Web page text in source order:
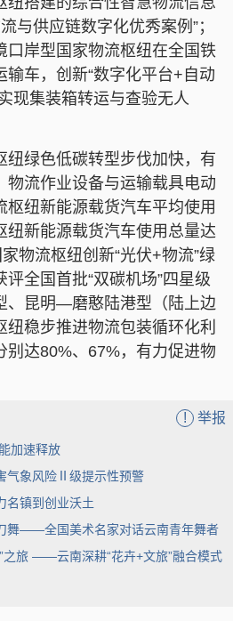
与供应链数字化优秀案例”；
口岸型国家物流枢纽在全国铁
输车，创新“数字化平台+自动
现集装箱转运与查验无人
纽绿色低碳转型步伐加快，有
物流作业设备与运输载具电动
枢纽新能源载货汽车平均使用
纽新能源载货汽车使用总量达
物流枢纽创新“光伏+物流”绿
全国首批“双碳机场”四星级
、昆明—磨憨陆港型（陆上边
稳步推进物流包装循环化利
别达80%、67%，有力促进物
! 举报
加速释放
气象风险Ⅱ级提示性预警
名镇到创业沃土
舞——全国美术名家对话云南青年舞者
之旅 ——云南深耕“花卉+文旅”融合模式